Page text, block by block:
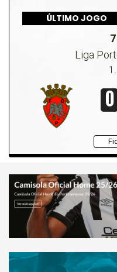
ÚLTIMO JOGO
Liga
0